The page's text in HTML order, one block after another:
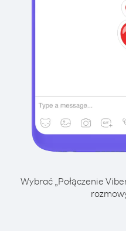
Wybrać „Połączenie